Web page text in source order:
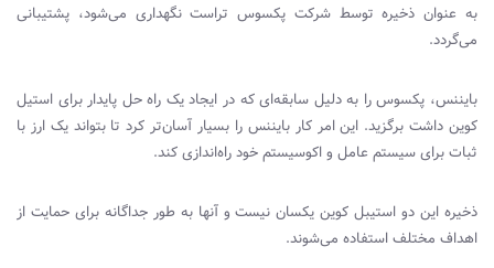
به عنوان ذخیره توسط شرکت پکسوس تراست نگهداری می‌شود، پشتیبانی
می‌گردد.
بایننس، پکسوس را به دلیل سابقه‌ای که در ایجاد یک راه حل پایدار برای استیل
کوین داشت برگزید. این امر کار بایننس را بسیار آسان‌تر کرد تا بتواند یک ارز با
ثبات برای سیستم عامل و اکوسیستم خود راه‌اندازی کند.
ذخیره این دو استیبل کوین یکسان نیست و آنها به طور جداگانه برای حمایت از
اهداف مختلف استفاده می‌شوند.